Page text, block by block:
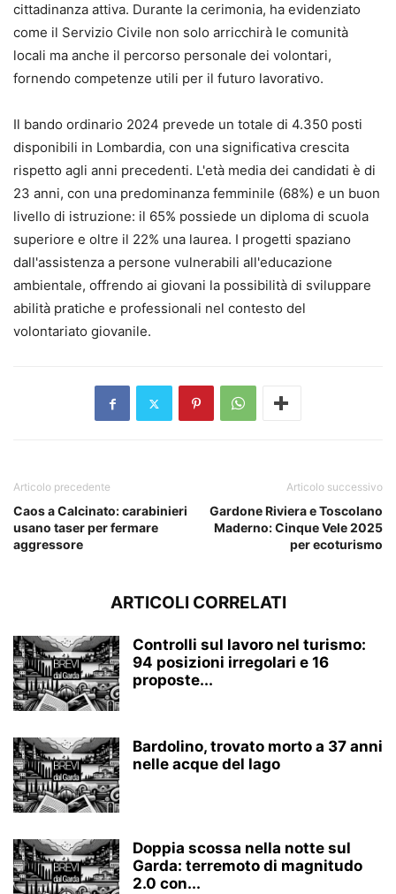
cittadinanza attiva. Durante la cerimonia, ha evidenziato
come il Servizio Civile non solo arricchirà le comunità
locali ma anche il percorso personale dei volontari,
fornendo competenze utili per il futuro lavorativo.
Il bando ordinario 2024 prevede un totale di 4.350 posti
disponibili in Lombardia, con una significativa crescita
rispetto agli anni precedenti. L'età media dei candidati è di
23 anni, con una predominanza femminile (68%) e un buon
livello di istruzione: il 65% possiede un diploma di scuola
superiore e oltre il 22% una laurea. I progetti spaziano
dall'assistenza a persone vulnerabili all'educazione
ambientale, offrendo ai giovani la possibilità di sviluppare
abilità pratiche e professionali nel contesto del
volontariato giovanile.
Articolo precedente
Caos a Calcinato: carabinieri
usano taser per fermare
aggressore
Articolo successivo
Gardone Riviera e Toscolano
Maderno: Cinque Vele 2025
per ecoturismo
ARTICOLI CORRELATI
Controlli sul lavoro nel turismo:
94 posizioni irregolari e 16
proposte...
Bardolino, trovato morto a 37 anni
nelle acque del lago
Doppia scossa nella notte sul
Garda: terremoto di magnitudo
2.0 con...